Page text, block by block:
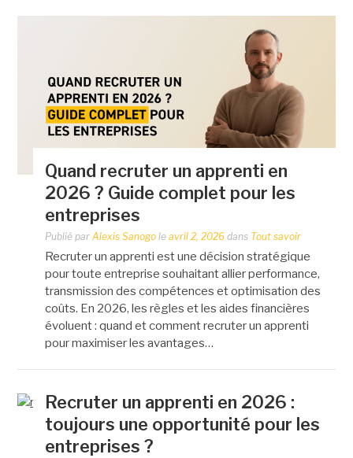
Quand recruter un apprenti en
2026 ? Guide complet pour les
entreprises
Publié parAlexis Sanogo leavril 2, 2026 dans Tout savoir
Recruter un apprenti est une décision stratégique
pour toute entreprise souhaitant allier performance,
transmission des compétences et optimisation des
coûts. En 2026, les règles et les aides financières
évoluent : quand et comment recruter un apprenti
pour maximiser les avantages…
Recruter un apprenti en 2026 :
toujours une opportunité pour les
entreprises ?